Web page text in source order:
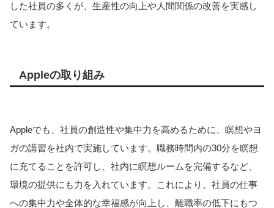
した社員の多くが、生産性の向上や人間関係の改善を実感し
ています。
Appleの取り組み
Appleでも、社員の創造性や集中力を高めるために、瞑想やヨ
ガの講習を社内で実施しています。職務時間内の30分を瞑想
に充てることを許可し、社内に瞑想ルームを完備するなど、
環境の提供にも力を入れています。これにより、社員の仕事
への集中力や全体的な幸福感が向上し、離職率の低下にもつ